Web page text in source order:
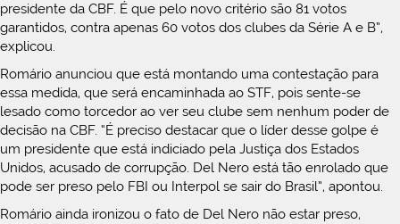
presidente da CBF. É que pelo novo critério são 81 votos
garantidos, contra apenas 60 votos dos clubes da Série A e B”,
explicou.
Romário anunciou que está montando uma contestação para
essa medida, que será encaminhada ao STF, pois sente-se
lesado como torcedor ao ver seu clube sem nenhum poder de
decisão na CBF. “É preciso destacar que o líder desse golpe é
um presidente que está indiciado pela Justiça dos Estados
Unidos, acusado de corrupção. Del Nero está tão enrolado que
pode ser preso pelo FBI ou Interpol se sair do Brasil”, apontou.
Romário ainda ironizou o fato de Del Nero não estar preso,